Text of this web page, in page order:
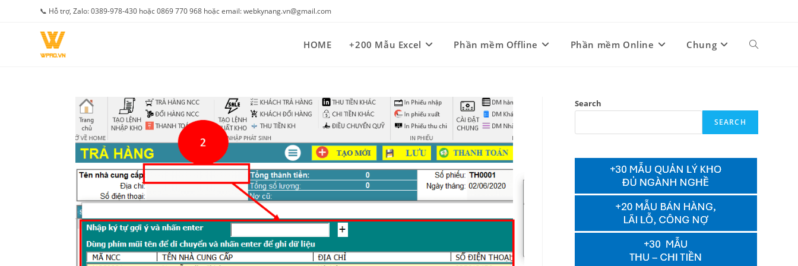
📞 Hỗ trợ, Zalo: 0389-978-430 hoặc 0869 770 968 hoặc email: webkynang.vn@gmail.com
HOME +200 Mẫu Excel Phần mềm Offline Phần mềm Online Chung Toggle
search
Search
SEARCH